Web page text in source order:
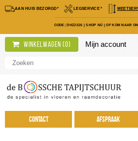
AAN HUIS BEZORGD* LEGSERVICE *
CODE; DHZ2026 |SHOP NÚ |OF KOM NAAR
Winkelwagen (0) Mijn account
Contact Afspraak